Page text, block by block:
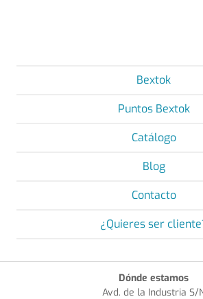
Bextok
Puntos Bextok
Catálogo
Blog
Contacto
¿Quieres ser
Dónde estamos
Avd. de la Industria S/